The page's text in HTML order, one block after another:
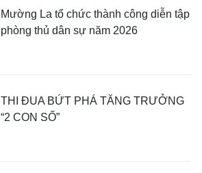
Mường La tổ chức thành công diễn tập
phòng thủ dân sự năm 2026
THI ĐUA BỨT PHÁ TĂNG TRƯỞNG
“2 CON SỐ”